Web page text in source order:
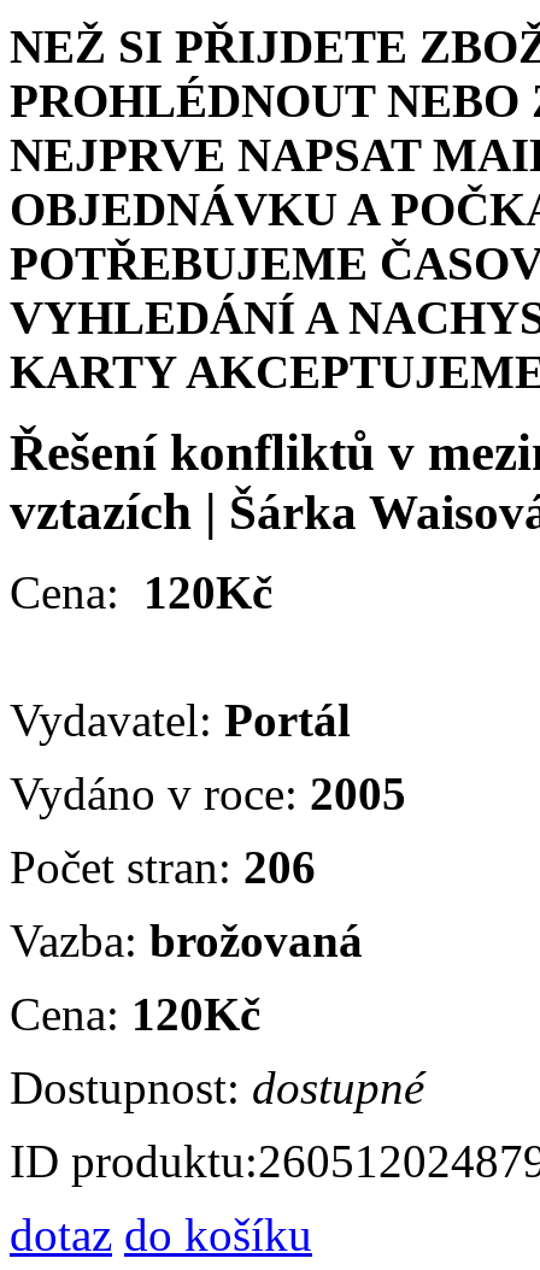
NEŽ SI PŘIJDETE
PROHLÉDNOUT
NEJPRVE NAPSAT
OBJEDNÁVKU A
POTŘEBUJEME
VYHLEDÁNÍ A
KARTY
Řešení konfliktů v
vztazích | Šárka
Cena: 120Kč
Vydavatel: Portál
Vydáno v roce: 2005
Počet stran: 206
Vazba: brožovaná
Cena: 120Kč
Dostupnost: dostupné
ID produktu:
dotaz do košíku